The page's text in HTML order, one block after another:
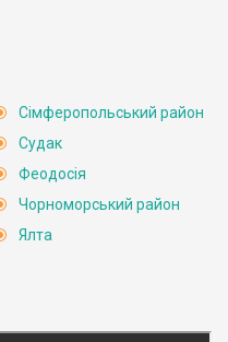
Сімферопольський район
Судак
Феодосія
Чорноморський район
Ялта